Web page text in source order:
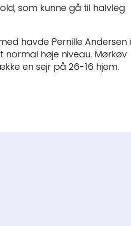
som kunne gå til halvleg
havde Pernille Andersen i
høje niveau. Mørkøv
en sejr på 26-16 hjem.